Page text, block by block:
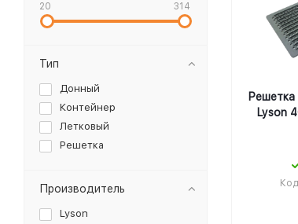
Lyson
20 314
Тип
Донный
Контейнер
Летковый
Решетка
Производитель
Lyson